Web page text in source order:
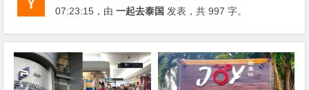
07:23:15 ，由一起去泰国 发表，共 997 字。